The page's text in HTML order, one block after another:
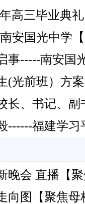
高三毕业典
安国光中学
事-----南安国
(光前班）方
长、书记、
------福建学习
晚会 直播【
向图【聚焦母